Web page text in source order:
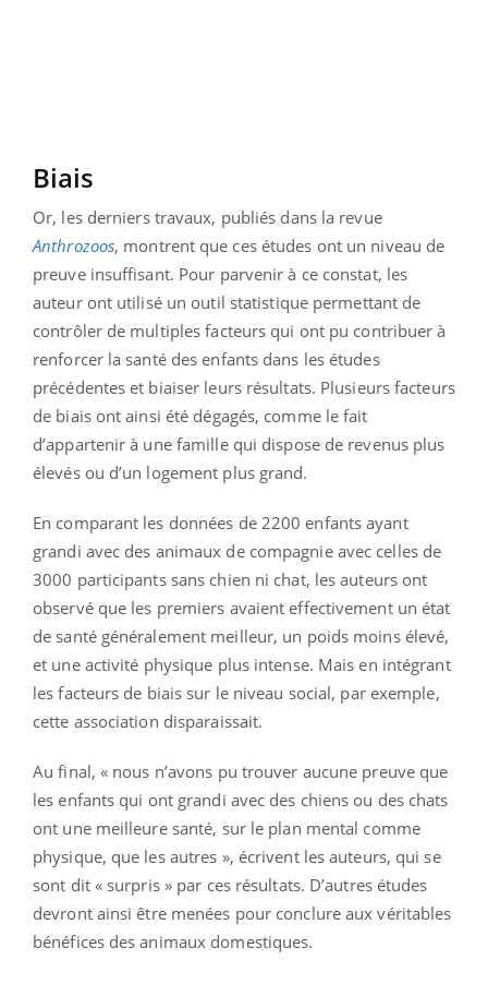
Biais
Or, les derniers travaux, publiés dans la revue
Anthrozoos, montrent que ces études ont un niveau de
preuve insuffisant. Pour parvenir à ce constat, les
auteur ont utilisé un outil statistique permettant de
contrôler de multiples facteurs qui ont pu contribuer à
renforcer la santé des enfants dans les études
précédentes et biaiser leurs résultats. Plusieurs facteurs
de biais ont ainsi été dégagés, comme le fait
d’appartenir à une famille qui dispose de revenus plus
élevés ou d’un logement plus grand.
En comparant les données de 2200 enfants ayant
grandi avec des animaux de compagnie avec celles de
3000 participants sans chien ni chat, les auteurs ont
observé que les premiers avaient effectivement un état
de santé généralement meilleur, un poids moins élevé,
et une activité physique plus intense. Mais en intégrant
les facteurs de biais sur le niveau social, par exemple,
cette association disparaissait.
Au final, « nous n’avons pu trouver aucune preuve que
les enfants qui ont grandi avec des chiens ou des chats
ont une meilleure santé, sur le plan mental comme
physique, que les autres », écrivent les auteurs, qui se
sont dit « surpris » par ces résultats. D’autres études
devront ainsi être menées pour conclure aux véritables
bénéfices des animaux domestiques.